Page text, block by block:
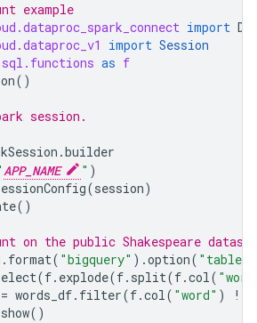
example
import
import Session
as f
()
session.
.builder
APP_NAME " )
(session)
()
on the public Shakespeare
. format( "bigquery" ) .option( "table"
(f. explode(f. split(f.col(
= words_df. filter(f.col( "word" ) !=
show()